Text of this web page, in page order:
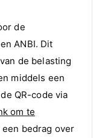
de
ANBI. Dit
de belasting
middels een
QR-code via
om te
bedrag over